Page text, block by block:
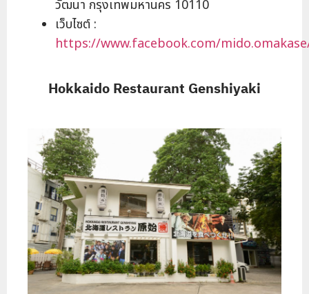
วัฒนา กรุงเทพมหานคร 10110
เว็บไซต์ :
https://www.facebook.com/
Hokkaido Restaurant Genshiyaki